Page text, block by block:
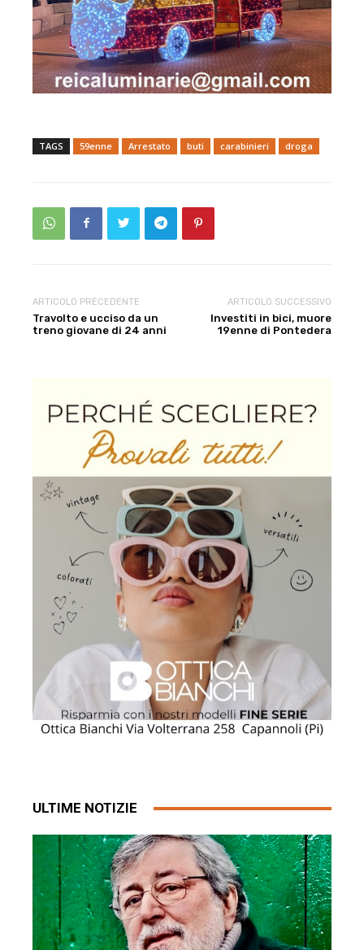
TAGS 59enne Arrestato buti carabinieri droga
ARTICOLO PRECEDENTE
Travolto e ucciso da un
treno giovane di 24 anni
ARTICOLO SUCCESSIVO
Investiti in bici, muore
19enne di Pontedera
ULTIME NOTIZIE